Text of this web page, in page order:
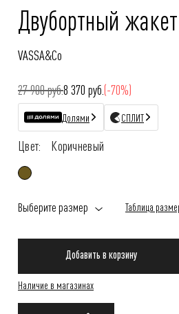
Двубортный
VASSA&Co
27 900 руб.8 370 руб.(-70%)
Долями СПЛИТ
Цвет: Коричневый
Выберите размер Таблица
Добавить в корзину
Наличие в магазинах